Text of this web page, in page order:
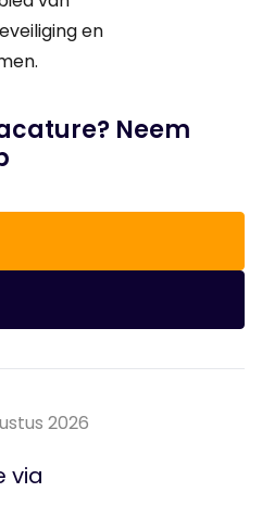
en
Neem
2026
via